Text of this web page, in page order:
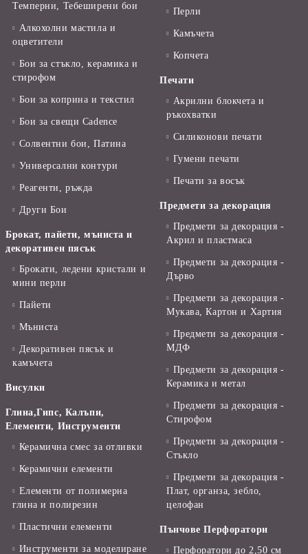
Темперни, Тебеширени бои
Алкохолни мастила и
оцветители
Бои за стъкло, керамика и
стирофом
Бои за коприна и текстил
Бои за свещи Cadence
Солвентни бои, Патина
Универсални контури
Реагенти, ръжда
Други Бои
Брокат, пайети, мъниста и
декоративен пясък
Брокати, ледени кристали и
мини перли
Пайети
Мъниста
Декоративен пясък и
камъчета
Висулки
Глина,Гипс, Калъпи,
Елементи, Инструменти
Керамична смес за отливки
Керамични елементи
Елементи от полимерна
глина и полирезин
Пластични елементи
Инструменти за моделиране
Перли
Камъчета
Копчета
Печати
Акрилни блокчета и
ръкохватки
Силиконови печати
Гумени печати
Печати за восък
Предмети за декорация
Предмети за декорация -
Акрил и пластмаса
Предмети за декорация -
Дърво
Предмети за декорация -
Мукава, Картон и Хартия
Предмети за декорация -
МДФ
Предмети за декорация -
Керамика и метал
Предмети за декорация -
Стирофом
Предмети за декорация -
Стъкло
Предмети за декорация -
Плат, органза, зебло,
целофан
Пънчове Перфоратори
Перфоратори до 2,50 см